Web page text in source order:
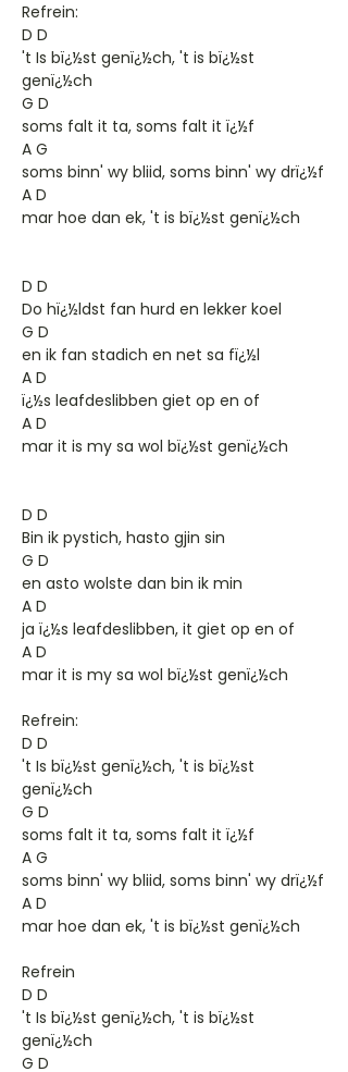
Refrein:
D D
't Is bï¿½st genï¿½ch, 't is bï¿½st
genï¿½ch
G D
soms falt it ta, soms falt it ï¿½f
A G
soms binn' wy bliid, soms binn' wy drï¿½f
A D
mar hoe dan ek, 't is bï¿½st genï¿½ch
D D
Do hï¿½ldst fan hurd en lekker koel
G D
en ik fan stadich en net sa fï¿½l
A D
ï¿½s leafdeslibben giet op en of
A D
mar it is my sa wol bï¿½st genï¿½ch
D D
Bin ik pystich, hasto gjin sin
G D
en asto wolste dan bin ik min
A D
ja ï¿½s leafdeslibben, it giet op en of
A D
mar it is my sa wol bï¿½st genï¿½ch
Refrein:
D D
't Is bï¿½st genï¿½ch, 't is bï¿½st
genï¿½ch
G D
soms falt it ta, soms falt it ï¿½f
A G
soms binn' wy bliid, soms binn' wy drï¿½f
A D
mar hoe dan ek, 't is bï¿½st genï¿½ch
Refrein
D D
't Is bï¿½st genï¿½ch, 't is bï¿½st
genï¿½ch
G D